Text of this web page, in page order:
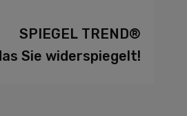
SPIEGEL TREND®
Sie widerspiegelt!